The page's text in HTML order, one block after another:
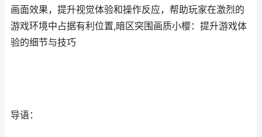
画面效果，提升视觉体验和操作反应，帮助玩家在激烈的
游戏环境中占据有利位置,暗区突围画质小樱：提升游戏体
验的细节与技巧
导语：